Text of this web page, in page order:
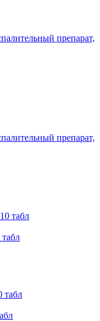
препарат,
препарат,